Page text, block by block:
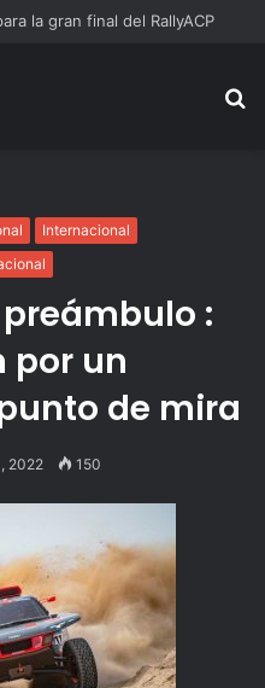
la gran final del RallyACP
Internacional
preámbulo :
por un
de mira
2022 150